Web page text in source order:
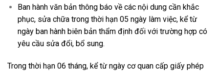
Ban hành văn bản thông báo về các nội dung cần khắc
phục, sửa chữa trong thời hạn 05 ngày làm việc, kể từ
ngày ban hành biên bản thẩm định đối với trường hợp có
yêu cầu sửa đổi, bổ sung.
Trong thời hạn 06 tháng, kể từ ngày cơ quan cấp giấy phép